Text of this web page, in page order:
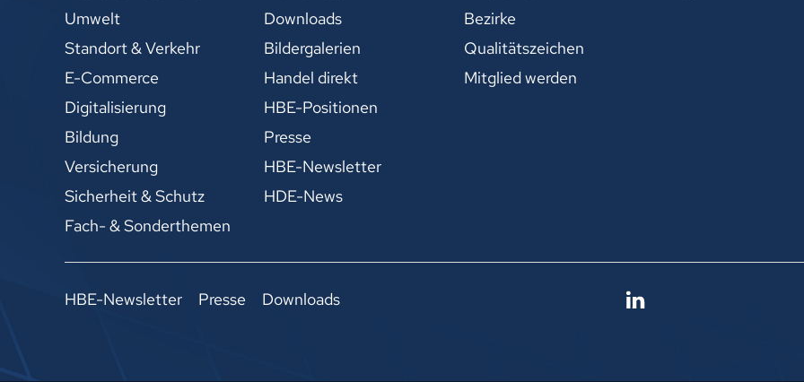
Umwelt
Standort & Verkehr
E-Commerce
Digitalisierung
Bildung
Versicherung
Sicherheit & Schutz
Fach- & Sonderthemen
Downloads
Bildergalerien
Handel direkt
HBE-Positionen
Presse
HBE-Newsletter
HDE-News
Bezirke
Qualitätszeichen
Mitglied werden
HBE-Newsletter Presse Downloads